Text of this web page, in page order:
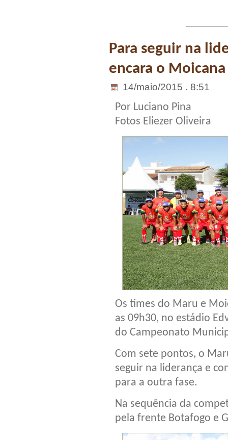
Para seguir na
encara o Moicana
14/maio/2015 . 8:51
Por Luciano Pina
Fotos Eliezer Oliveira
Os times do Maru e
as 09h30, no estádio
do Campeonato
Com sete pontos, o
seguir na liderança e
para a outra fase.
Na sequência da
pela frente Botafogo e